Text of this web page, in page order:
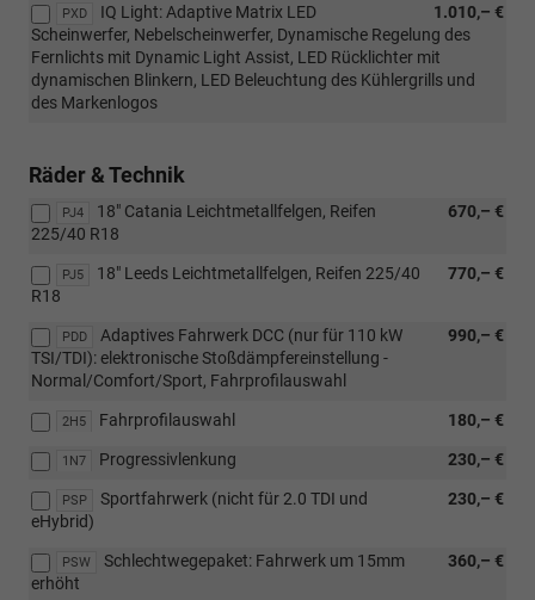
PXD 1.010,– €
IQ Light: Adaptive Matrix LED
Scheinwerfer, Nebelscheinwerfer, Dynamische Regelung des
Fernlichts mit Dynamic Light Assist, LED Rücklichter mit
dynamischen Blinkern, LED Beleuchtung des Kühlergrills und
des Markenlogos
Räder & Technik
PJ4 670,– €
18" Catania Leichtmetallfelgen, Reifen
225/40 R18
PJ5 770,– €
18" Leeds Leichtmetallfelgen, Reifen 225/40
R18
PDD 990,– €
Adaptives Fahrwerk DCC (nur für 110 kW
TSI/TDI): elektronische Stoßdämpfereinstellung -
Normal/Comfort/Sport, Fahrprofilauswahl
2H5 180,– €
Fahrprofilauswahl
1N7 230,– €
Progressivlenkung
PSP 230,– €
Sportfahrwerk (nicht für 2.0 TDI und
eHybrid)
PSW 360,– €
Schlechtwegepaket: Fahrwerk um 15mm
erhöht